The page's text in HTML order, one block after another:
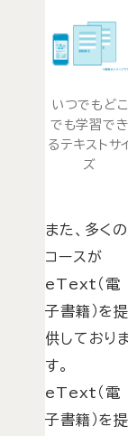
いつでもどこ
でも学習で
るテキストサ
ズ
また、多くの
コースが
eText（電
子書籍）を
供しており
す。
eText（電
子書籍）を